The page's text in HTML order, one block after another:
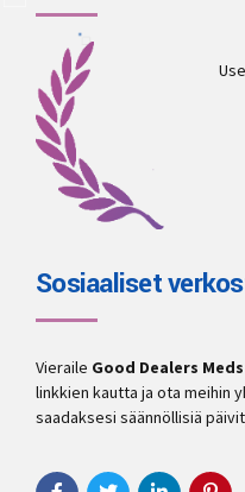
Sosiaaliset
Vieraile Good Dealers Meds
linkkien kautta ja ota meihin
saadaksesi säännöllisiä